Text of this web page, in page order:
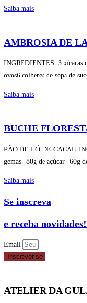
Saiba mais
AMBROSIA DE
INGREDIENTES: 3 xícaras
ovos6 colheres de sopa de
Saiba mais
BUCHE
PÃO DE LÓ DE CACAU
gemas– 80g de açúcar– 60g
Saiba mais
Se inscreva
e receba novidades!
Email
Inscrever-se
ATELIER DA